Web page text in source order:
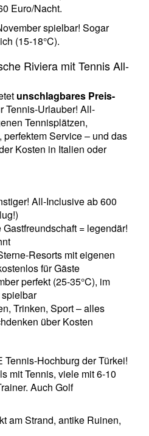
Euro/Nacht.
spielbar! Sogar
(15-18°C).
Riviera mit Tennis All-
unschlagbares Preis-
Tennis-Urlauber! All-
Tennisplätzen,
Service – und das
Kosten in Italien oder
All-Inclusive ab 600
Gastfreundschaft = legendär!
Resorts mit eigenen
für Gäste
perfekt (25-35°C), im
Trinken, Sport – alles
über Kosten
Tennis-Hochburg der Türkei!
mit Tennis, viele mit 6-10
Auch Golf
am Strand, antike Ruinen,